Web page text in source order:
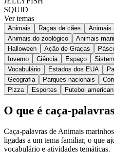
SQUID
Ver temas
Animais Raças de cães
Animais
Animais do zoológico
Animais
Halloween
Ação de Graças
Inverno
Ciência Espaço
Vocabulário
Estados dos EUA
Geografia
Parques nacionais
Pizza
Esportes Futebol
O que é caça-
Caça-palavras de Animais
ligadas a um tema familiar, o que
vocabulário e atividades temáticas.